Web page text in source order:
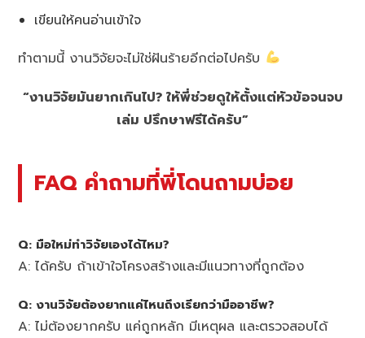
เขียนให้คนอ่านเข้าใจ
ทำตามนี้ งานวิจัยจะไม่ใช่ฝันร้ายอีกต่อไปครับ
“งานวิจัยมันยากเกินไป? ให้พี่ช่วยดูให้ตั้งแต่หัวข้อจนจบ
เล่ม ปรึกษาฟรีได้ครับ”
FAQ คำถามที่พี่โดนถามบ่อย
Q: มือใหม่ทำวิจัยเองได้ไหม?
A: ได้ครับ ถ้าเข้าใจโครงสร้างและมีแนวทางที่ถูกต้อง
Q: งานวิจัยต้องยากแค่ไหนถึงเรียกว่ามืออาชีพ?
A: ไม่ต้องยากครับ แค่ถูกหลัก มีเหตุผล และตรวจสอบได้